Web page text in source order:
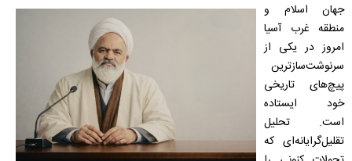
جهان اسلام و
منطقه غرب آسیا
امروز در یکی از
سرنوشت‌سازترین
پیچ‌های تاریخی
خود ایستاده
است. تحلیل
تقلیل‌گرایانه‌ای که